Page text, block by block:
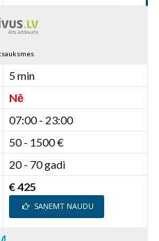
5 min
Nē
07:00 - 23:00
50 - 1500 €
20 - 70 gadi
€ 425
SAŅEMT NAUDU